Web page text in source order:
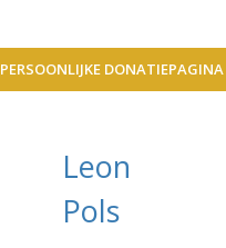
PERSOONLIJKE DONATIEPAGINA
Leon
Pols